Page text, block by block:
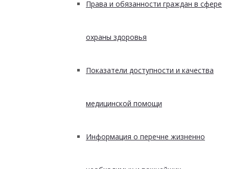
Права и обязанности граждан в сфере
охраны здоровья
Показатели доступности и качества
медицинской помощи
Информация о перечне жизненно